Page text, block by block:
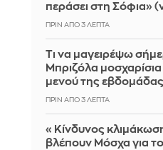
περάσει στη Σόφια»
ΠΡΙΝ ΑΠΌ 3 ΛΕΠΤΆ
Τι να μαγειρέψω
Μπριζόλα
μενού της
ΠΡΙΝ ΑΠΌ 3 ΛΕΠΤΆ
«Κίνδυνος
βλέπουν Μόσχα για